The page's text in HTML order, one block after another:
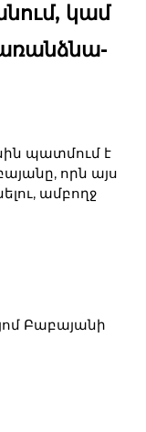
կամ
պատմում է
որն այս
ամբողջ
Բաբայանի